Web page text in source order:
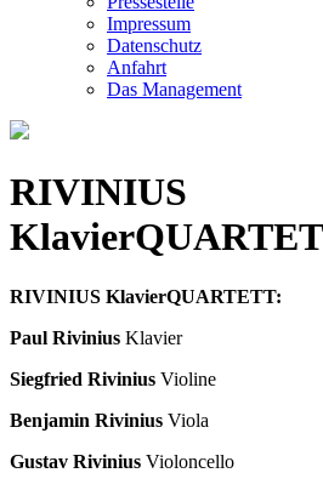
Impressum
Datenschutz
Anfahrt
Das Management
RIVINIUS
RIVINIUS KlavierQUARTETT:
Paul Rivinius Klavier
Siegfried Rivinius Violine
Benjamin Rivinius Viola
Gustav Rivinius Violoncello